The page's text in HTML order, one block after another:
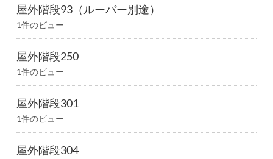
屋外階段93（ルーバー別途）
1件のビュー
屋外階段250
1件のビュー
屋外階段301
1件のビュー
屋外階段304